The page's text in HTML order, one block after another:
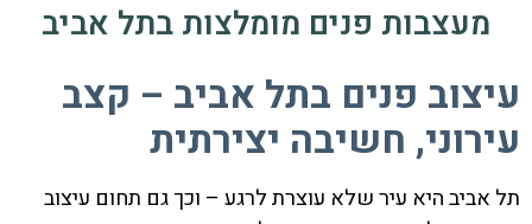
מעצבות פנים מומלצות בתל אביב
עיצוב פנים בתל אביב – קצב
עירוני, חשיבה יצירתית
תל אביב היא עיר שלא עוצרת לרגע – וכך גם תחום עיצוב